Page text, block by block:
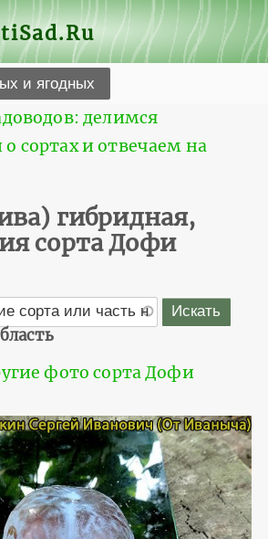
и ягодных
делимся
сортах и отвечаем на
гибридная,
сорта Дофи
фото сорта Дофи